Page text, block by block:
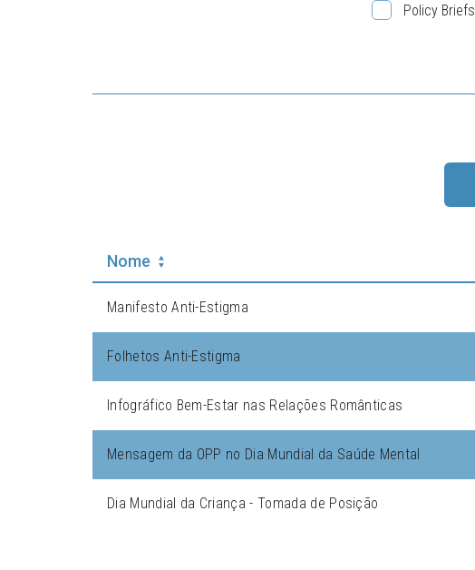
Policy Briefs
Nome
Manifesto Anti-Estigma
Folhetos Anti-Estigma
Infográfico Bem-Estar nas Relações Românticas
Mensagem da OPP no Dia Mundial da Saúde Mental
Dia Mundial da Criança - Tomada de Posição